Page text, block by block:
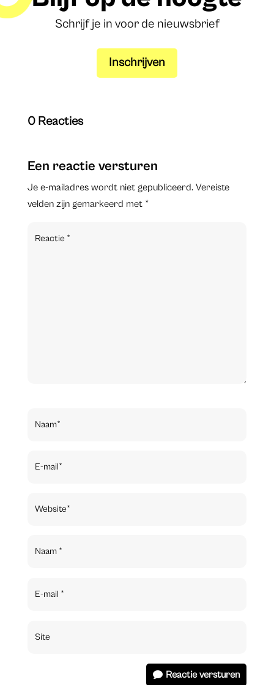
Schrijf je in voor de nieuwsbrief
Inschrijven
0 Reacties
Een reactie versturen
Je e-mailadres wordt niet gepubliceerd. Vereiste
velden zijn gemarkeerd met *
Reactie versturen